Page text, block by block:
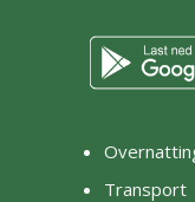
Transport